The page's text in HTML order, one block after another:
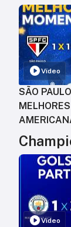
Vídeo
SÃO
Vídeo